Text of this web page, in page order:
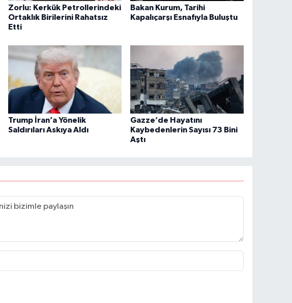
Zorlu: Kerkük Petrollerindeki
Ortaklık Birilerini Rahatsız
Etti
Bakan Kurum, Tarihi
Kapalıçarşı Esnafıyla Buluştu
Trump İran’a Yönelik
Saldırıları Askıya Aldı
Gazze’de Hayatını
Kaybedenlerin Sayısı 73 Bini
Aştı